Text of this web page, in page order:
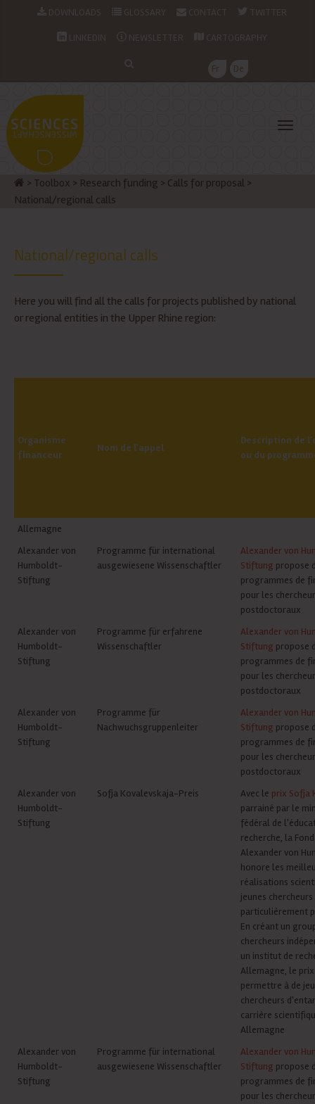
> Toolbox > Research funding > Calls for proposal >
National/regional calls
National/regional calls
Here you will find all the calls for projects published by national
or regional entities in the Upper Rhine region:
Organisme
financeur
Nom de l'appel
Description de
ou du
Allemagne
Alexander von
Humboldt-
Stiftung
Programme für international
ausgewiesene Wissenschaftler
Alexander von
Stiftung propose
programmes de
pour les
postdoctoraux
Alexander von
Humboldt-
Stiftung
Programme für erfahrene
Wissenschaftler
Alexander von
Stiftung propose
programmes de
pour les
postdoctoraux
Alexander von
Humboldt-
Stiftung
Programme für
Nachwuchsgruppenleiter
Alexander von
Stiftung propose
programmes de
pour les
postdoctoraux
Alexander von
Humboldt-
Stiftung
Sofja Kovalevskaja-Preis Avec le prix Sofja
parrainé par le
fédéral de
recherche, la
Alexander von
honore les
réalisations
jeunes
particulièrement
En créant un
chercheurs
un institut de
Allemagne, le prix
permettre à de
chercheurs
carrière
Allemagne
Alexander von
Humboldt-
Stiftung
Programme für international
ausgewiesene Wissenschaftler
Alexander von
Stiftung propose
programmes de
pour les